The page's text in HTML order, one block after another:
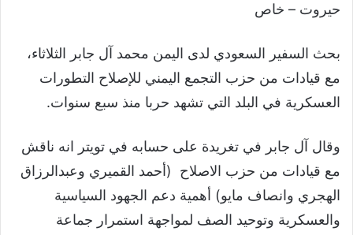
حيروت – خاص
بحث السفير السعودي لدى اليمن محمد آل جابر الثلاثاء،
مع قيادات من حزب التجمع اليمني للإصلاح التطورات
العسكرية في البلد التي تشهد حربا منذ سبع سنوات.
وقال آل جابر في تغريدة على حسابه في تويتر انه ناقش
مع قيادات من حزب الاصلاح (أحمد القميري وعبدالرزاق
الهجري وانصاف مايو) أهمية دعم الجهود السياسية
والعسكرية وتوحيد الصف لمواجهة استمرار جماعة